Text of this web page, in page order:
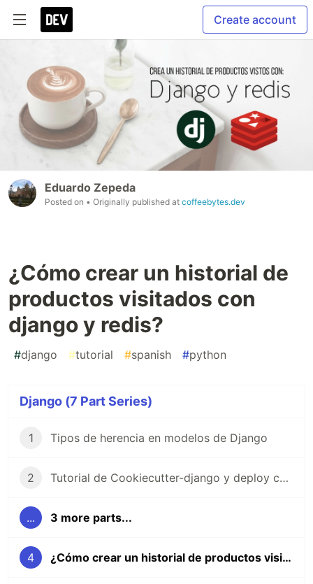
Create account
Eduardo Zepeda
Posted on • Originally published at coffeebytes.dev
¿Cómo crear un historial de
productos visitados con
django y redis?
#django #tutorial #spanish #python
Django (7 Part Series)
1 Tipos de herencia en modelos de Django
2 Tutorial de Cookiecutter-django y deploy con Docker-compose en linux
... 3 more parts...
4 ¿Cómo crear un historial de productos visitados con django y redis?